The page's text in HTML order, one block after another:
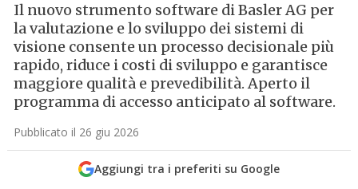
Il nuovo strumento software di Basler AG per
la valutazione e lo sviluppo dei sistemi di
visione consente un processo decisionale più
rapido, riduce i costi di sviluppo e garantisce
maggiore qualità e prevedibilità. Aperto il
programma di accesso anticipato al software.
Pubblicato il 26 giu 2026
Aggiungi tra i preferiti su Google